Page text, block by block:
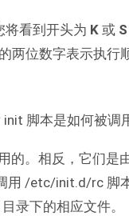
将看到开头为 K 或
两位数字表示执行
脚本是如何被调
的。相反，它们是
用 /etc/init.d/rc 脚
目录下的相应文件。